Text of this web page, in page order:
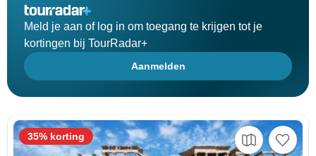
Meld je aan of log in om toegang te krijgen tot je
kortingen bij TourRadar+
Aanmelden
35% korting